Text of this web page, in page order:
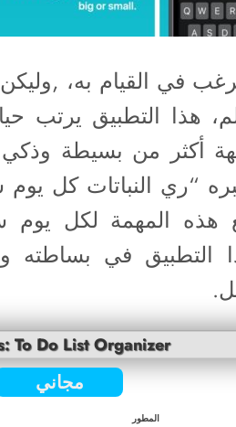
في القيام به،
هذا التطبيق يرتب
أكثر من بسيطة
“ري النباتات كل
المهمة لكل يوم
التطبيق في بساطته
To Do List Organizer
مجاني
المطور